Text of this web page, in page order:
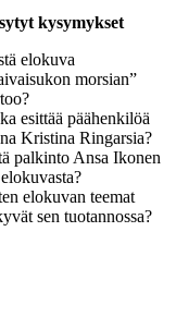
kysymykset
elokuva
morsian”
esittää päähenkilöä
Kristina Ringarsia?
palkinto Ansa Ikonen
elokuvan teemat
sen tuotannossa?